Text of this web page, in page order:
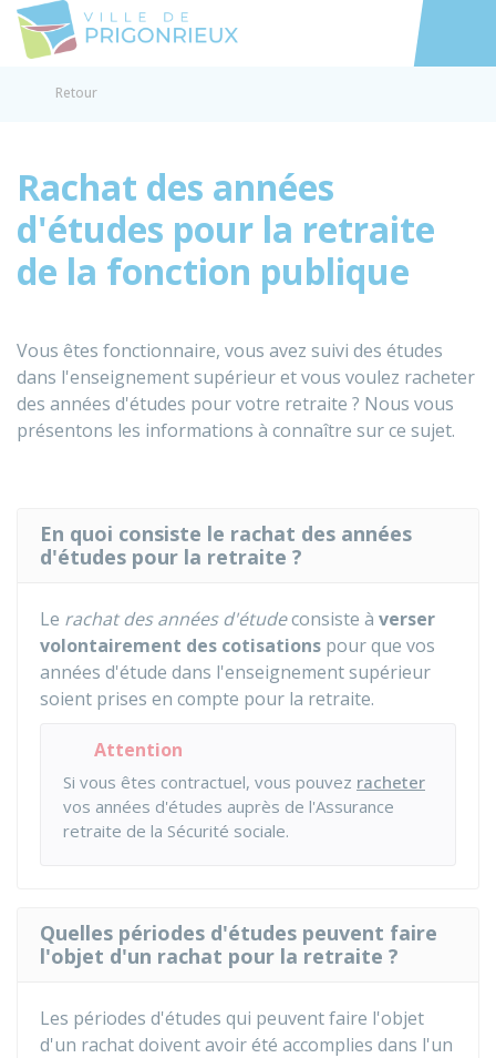
Accéder
Retour
Rachat des années
d'études pour la retraite
de la fonction publique
Vous êtes fonctionnaire, vous avez suivi des études
dans l'enseignement supérieur et vous voulez racheter
des années d'études pour votre retraite ? Nous vous
présentons les informations à connaître sur ce sujet.
En quoi consiste le rachat des années
d'études pour la retraite ?
Le rachat des années d'étudeconsiste à verser
volontairement des cotisations pour que vos
années d'étude dans l'enseignement supérieur
soient prises en compte pour la retraite.
Attention
Si vous êtes contractuel, vous pouvez racheter
vos années d'études auprès de l'Assurance
retraite de la Sécurité sociale.
Quelles périodes d'études peuvent faire
l'objet d'un rachat pour la retraite ?
Les périodes d'études qui peuvent faire l'objet
d'un rachat doivent avoir été accomplies dans l'un